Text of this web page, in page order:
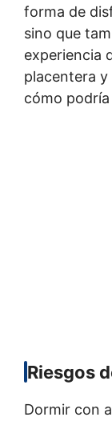
forma de
sino que
experiencia
placentera y
cómo
Riesgos
Dormir con